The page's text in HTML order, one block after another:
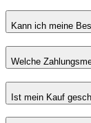
Kann ich meine
Welche
Ist mein Kauf